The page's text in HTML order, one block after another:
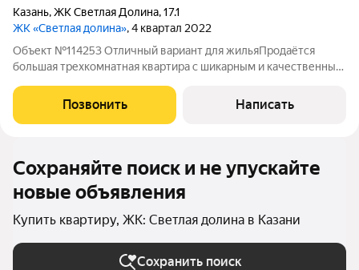
Казань,ЖК Светлая Долина,17.1
ЖК «Светлая долина», 4 квартал 2022
Объект №114253 Отличный вариант для жильяПродаётся
большая трехкомнатная квартира с шикарным и качественным
прописан, никто не живёт. Pемонт делался для себя. Peмонт
закончен 30.05.25, и в
Позвонить Написать
Сохраняйте поиск и не упускайте
новые объявления
Купить квартиру, ЖК: Светлая долина в Казани
Сохранить поиск